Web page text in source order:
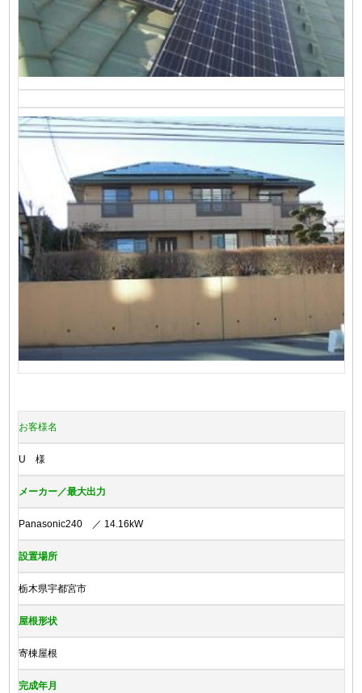
お客様名
U 様
メーカー／最大出力
Panasonic240 ／ 14.16kW
設置場所
栃木県宇都宮市
屋根形状
寄棟屋根
完成年月